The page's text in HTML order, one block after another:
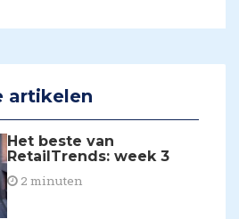
artikelen
Het beste van
RetailTrends: week 3
2 minuten